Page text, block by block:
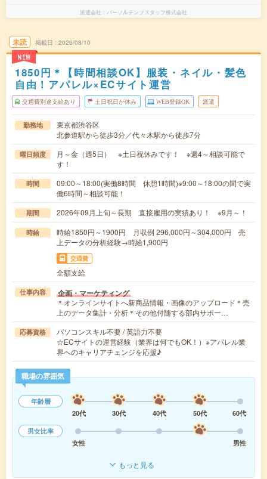
派遣会社 パーソルテンプスタッフ株式会社
未読
NEW
掲載日 2026/08/10
1850円＊【時間相談OK】服装・ネイル・髪色
自由！アパレル×ECサイト運営
交通費別途支給あり 土日祝日が休み WEB登録OK 派遣
勤務地
東京都渋谷区
北参道駅から徒歩3分／代々木駅から徒歩7分
曜日頻度
月～金（週5日） ※土日祝休みです！ ※週4～相談可能で
す！
時間
09:00～18:00(実働8時間 休憩1時間)※9:00～18:00の間で実
働6時間～相談可能！
期間 2026年09月上旬～長期 直接雇用の実績あり！ ※9月～！
時給
時給1850円～1900円 月収例 296,000円～304,000円 売
上データの分析経験→時給1,900円
交通費
全額支給
仕事内容 企画・マーケティング
＊オンラインサイトへ新商品情報・画像のアップロード＊売
上のデータ集計・分析＊その他付随する部内サポー…
応募資格
パソコンスキル不要 / 英語力不要
☆ECサイトの運営経験（業界は何でもOK！）※アパレル業
界へのキャリアチェンジを応援♪
職場の雰囲気
年齢層
20代
30代 40代 50代
60代
男女比率
女性
男性
もっと見る